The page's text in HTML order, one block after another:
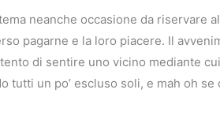
neanche occasione da riservare
pagarne e la loro piacere. Il
di sentire uno vicino mediante
un po’ escluso soli, e mah oh